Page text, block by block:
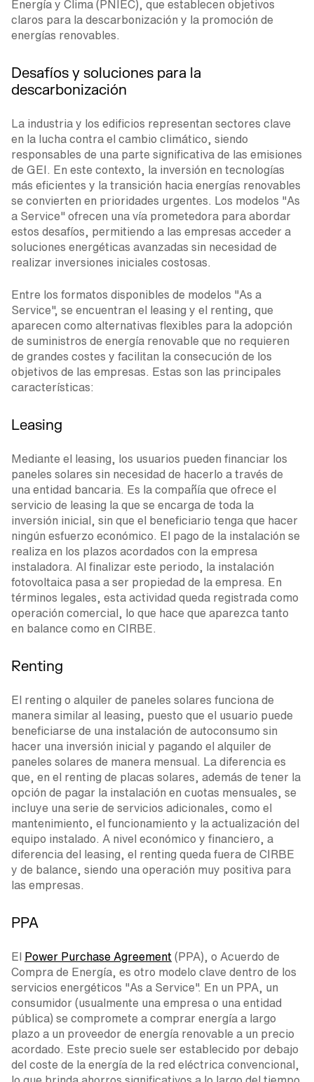
Energía y Clima (PNIEC), que establecen objetivos
claros para la descarbonización y la promoción de
energías renovables.
Desafíos y soluciones para la
descarbonización
La industria y los edificios representan sectores clave
en la lucha contra el cambio climático, siendo
responsables de una parte significativa de las emisiones
de GEI. En este contexto, la inversión en tecnologías
más eficientes y la transición hacia energías renovables
se convierten en prioridades urgentes. Los modelos "As
a Service" ofrecen una vía prometedora para abordar
estos desafíos, permitiendo a las empresas acceder a
soluciones energéticas avanzadas sin necesidad de
realizar inversiones iniciales costosas.
Entre los formatos disponibles de modelos "As a
Service", se encuentran el leasing y el renting, que
aparecen como alternativas flexibles para la adopción
de suministros de energía renovable que no requieren
de grandes costes y facilitan la consecución de los
objetivos de las empresas. Estas son las principales
características:
Leasing
Mediante el leasing, los usuarios pueden financiar los
paneles solares sin necesidad de hacerlo a través de
una entidad bancaria. Es la compañía que ofrece el
servicio de leasing la que se encarga de toda la
inversión inicial, sin que el beneficiario tenga que hacer
ningún esfuerzo económico. El pago de la instalación se
realiza en los plazos acordados con la empresa
instaladora. Al finalizar este periodo, la instalación
fotovoltaica pasa a ser propiedad de la empresa. En
términos legales, esta actividad queda registrada como
operación comercial, lo que hace que aparezca tanto
en balance como en CIRBE.
Renting
El renting o alquiler de paneles solares funciona de
manera similar al leasing, puesto que el usuario puede
beneficiarse de una instalación de autoconsumo sin
hacer una inversión inicial y pagando el alquiler de
paneles solares de manera mensual. La diferencia es
que, en el renting de placas solares, además de tener la
opción de pagar la instalación en cuotas mensuales, se
incluye una serie de servicios adicionales, como el
mantenimiento, el funcionamiento y la actualización del
equipo instalado. A nivel económico y financiero, a
diferencia del leasing, el renting queda fuera de CIRBE
y de balance, siendo una operación muy positiva para
las empresas.
PPA
El Power Purchase Agreement (PPA), o Acuerdo de
Compra de Energía, es otro modelo clave dentro de los
servicios energéticos "As a Service". En un PPA, un
consumidor (usualmente una empresa o una entidad
pública) se compromete a comprar energía a largo
plazo a un proveedor de energía renovable a un precio
acordado. Este precio suele ser establecido por debajo
del coste de la energía de la red eléctrica convencional,